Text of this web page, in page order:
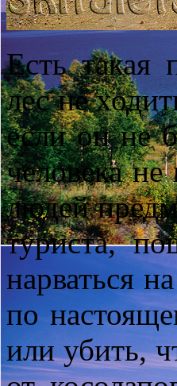
Есть такая
лес не
если он не
человека не
людей
туриста,
нарваться
по
или убить,